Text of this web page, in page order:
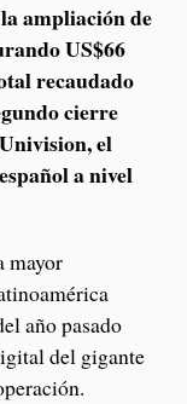
ampliación de
US$66
recaudado
cierre
el
a nivel
mayor
año pasado
del gigante